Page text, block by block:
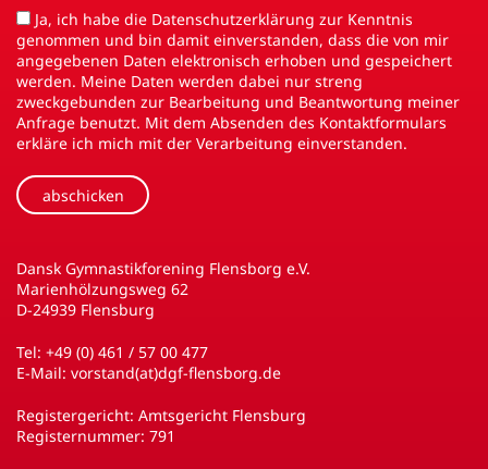
Dansk Gymnastikforening Flensborg e.V.
Marienhölzungsweg 62
D-24939 Flensburg
Tel: +49 (0) 461 / 57 00 477
E-Mail: vorstand(at)dgf-flensborg.de
Registergericht: Amtsgericht Flensburg
Registernummer: 791
genommen und bin damit einverstanden, dass die von mir
angegebenen Daten elektronisch erhoben und gespeichert
werden. Meine Daten werden dabei nur streng
zweckgebunden zur Bearbeitung und Beantwortung meiner
Anfrage benutzt. Mit dem Absenden des Kontaktformulars
erkläre ich mich mit der Verarbeitung einverstanden.